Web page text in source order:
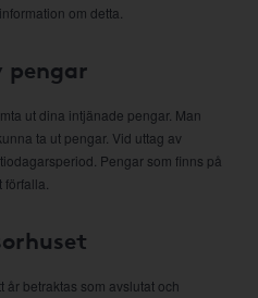
om detta.
ut dina intjänade pengar. Man
ta ut pengar. Vid uttag av
Pengar som finns på
år betraktas som avslutat och